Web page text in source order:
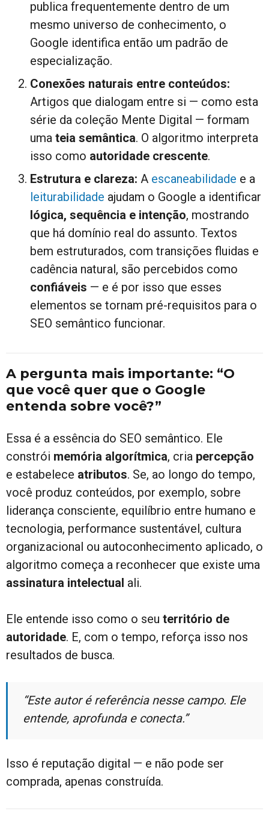
publica frequentemente dentro de um
mesmo universo de conhecimento, o
Google identifica então um padrão de
especialização.
Conexões naturais entre conteúdos:
Artigos que dialogam entre si — como esta
série da coleção Mente Digital — formam
uma teia semântica. O algoritmo interpreta
isso como autoridade crescente.
Estrutura e clareza: A escaneabilidade e a
leiturabilidade ajudam o Google a identificar
lógica, sequência e intenção, mostrando
que há domínio real do assunto. Textos
bem estruturados, com transições fluidas e
cadência natural, são percebidos como
confiáveis — e é por isso que esses
elementos se tornam pré-requisitos para o
SEO semântico funcionar.
A pergunta mais importante: “O
que você quer que o Google
entenda sobre você?”
Essa é a essência do SEO semântico. Ele
constrói memória algorítmica, cria percepção
e estabelece atributos. Se, ao longo do tempo,
você produz conteúdos, por exemplo, sobre
liderança consciente, equilíbrio entre humano e
tecnologia, performance sustentável, cultura
organizacional ou autoconhecimento aplicado, o
algoritmo começa a reconhecer que existe uma
assinatura intelectual ali.
Ele entende isso como o seu território de
autoridade. E, com o tempo, reforça isso nos
resultados de busca.
“Este autor é referência nesse campo. Ele
entende, aprofunda e conecta.”
Isso é reputação digital — e não pode ser
comprada, apenas construída.